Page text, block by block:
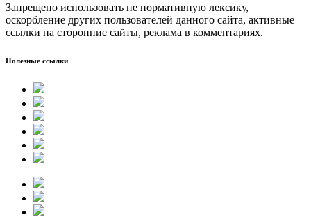
Запрещено использовать не нормативную лексику,
оскорбление других пользователей данного сайта, активные
ссылки на сторонние сайты, реклама в комментариях.
Полезные ссылки